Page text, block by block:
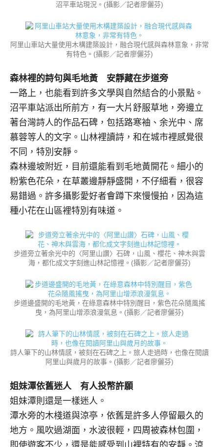
沼平車站現況。(攝影／記者廖儷芬)
阿里山車站大量使用木構建築設計，融合現代感與森林意象，非常
有特色。(攝影／記者廖儷芬)
森林裡的詩句與毛地黃 安靜藏在步道旁
一路上，也能看到許多文學與自然結合的小景點。
沼平車站派出所前方，有一大片舒服草地，旁邊立
著台灣詩人的作品石碑，包括路寒袖、余光中、席
慕蓉等人的文字。山林裡讀詩，和在城市裡感覺很
不同，特別安靜。
森林邊坡附近，目前還能看到毛地黃開花。細小的
粉紫色花朵，在草叢邊靜靜盛開，不仔細看，很容
易錯過。許多攝影愛好者會蹲下來慢慢拍，因為這
種小花在山區裡特別有味道。
步道旁立著余光中的〈阿里山讚〉石碑，山風、櫻花、神木與雲
海，都化成文字刻進山林記憶裡。(攝影／記者廖儷芬)
步道邊盛開的毛地黃，在綠意森林中特別醒目，紫色花朵隨風搖
曳，為阿里山增添浪漫氣息。(攝影／記者廖儷芬)
詩人筆下的山林情感，被刻在石碑之上。旅人走過時，也像在閱讀
阿里山與歲月的故事。(攝影／記者廖儷芬)
姐妹潭依舊迷人 有人投幣許願
姐妹潭則還是一樣迷人。
潭水旁的木棧道與涼亭，依舊是許多人停留最久的
地方。風吹過湖面，水波很輕，四周被森林包圍，
即使遊客不少，還是能感受到山裡特有的安靜。涼